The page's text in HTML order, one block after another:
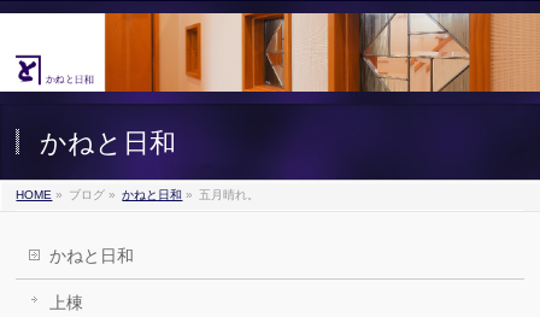
かねと日和
HOME » ブログ » かねと日和 » 五月晴れ。
かねと日和
上棟